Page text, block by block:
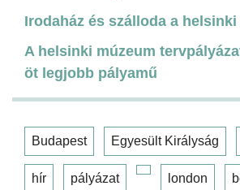
Irodaház és szálloda a
A helsinki múzeum
öt legjobb pályamű
Budapest Egyesült Királyság
hír pályázat london